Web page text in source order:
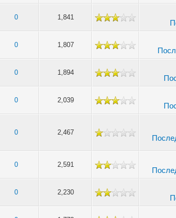
0 1,841
0 1,807
0 1,894
0 2,039
0 2,467
0 2,591
0 2,230